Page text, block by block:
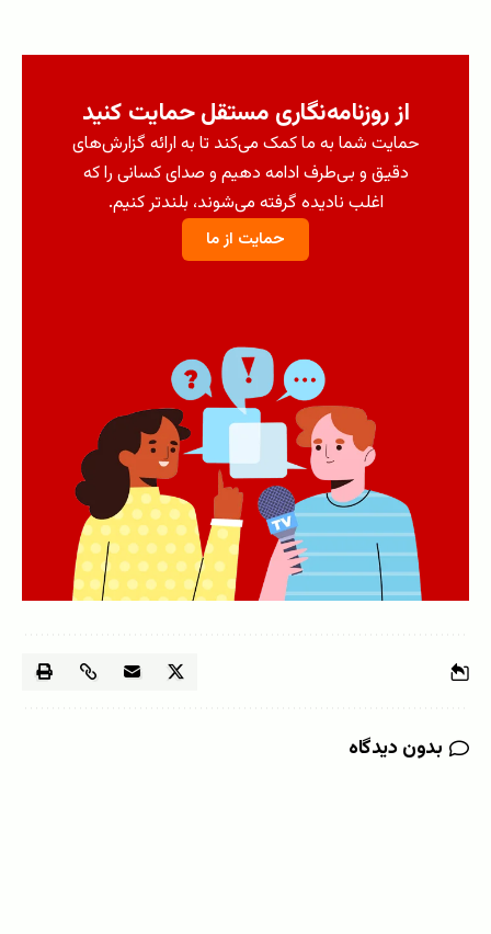
از روزنامه‌نگاری مستقل حمایت کنید
حمایت شما به ما کمک می‌کند تا به ارائه گزارش‌های
دقیق و بی‌طرف ادامه دهیم و صدای کسانی را که
اغلب نادیده گرفته می‌شوند، بلندتر کنیم.
حمایت از ما
بدون دیدگاه